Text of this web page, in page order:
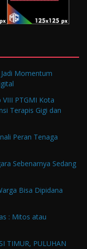
Momentum
PTGMI Kota
Terapis Gigi dan
Peran Tenaga
Sebenarnya Sedang
Bisa Dipidana
: Mitos atau
TIMUR, PULUHAN